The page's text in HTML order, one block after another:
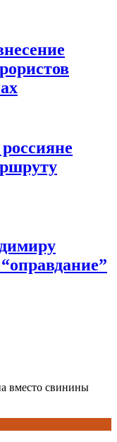
вместо свинины